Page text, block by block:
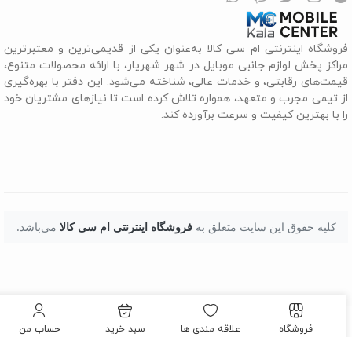
فروشگاه علاقه مندی ها سبد خرید حساب من
اینترنتی ام سی کالا به‌عنوان یکی از قدیمی‌ترین و معتبرترین
پخش لوازم جانبی موبایل در شهر شهریار، با ارائه محصولات متنوع،
رقابتی، و خدمات عالی، شناخته می‌شود. این دفتر با بهره‌گیری
تیمی مجرب و متعهد، همواره تلاش کرده است تا نیازهای مشتریان خود
با بهترین کیفیت و سرعت برآورده کند.
کلیه حقوق این سایت متعلق بهفروشگاه اینترنتی ام سی کالامی‌باشد.